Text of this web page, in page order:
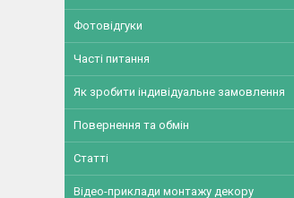
Фотовідгуки
Часті питання
Як зробити індивідуальне замовлення
Повернення та обмін
Статті
Відео-приклади монтажу декору